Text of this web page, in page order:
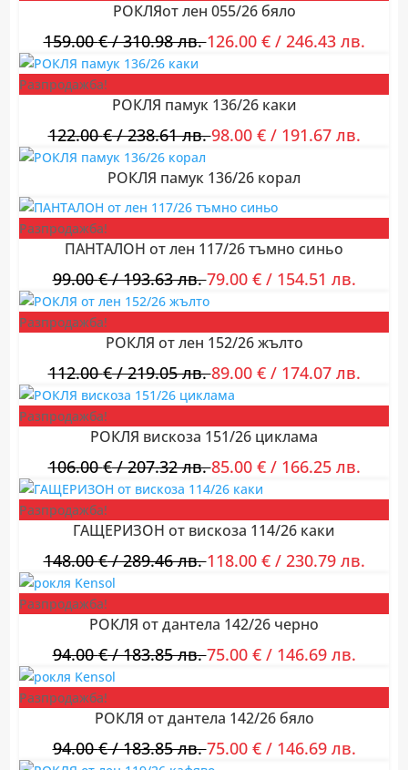
РОКЛЯот лен 055/26 бяло
159.00€/ 310.98 лв.126.00 €/ 246.43 лв.
Разпродажба!
РОКЛЯ памук 136/26 каки
122.00€/ 238.61 лв.98.00 €/ 191.67 лв.
РОКЛЯ памук 136/26 корал
Разпродажба!
ПАНТАЛОН от лен 117/26 тъмно синьо
99.00€/ 193.63 лв.79.00 €/ 154.51 лв.
Разпродажба!
РОКЛЯ от лен 152/26 жълто
112.00€/ 219.05 лв.89.00 €/ 174.07 лв.
Разпродажба!
РОКЛЯ вискоза 151/26 циклама
106.00€/ 207.32 лв.85.00 €/ 166.25 лв.
Разпродажба!
ГАЩЕРИЗОН от вискоза 114/26 каки
148.00€/ 289.46 лв.118.00 €/ 230.79 лв.
Разпродажба!
РОКЛЯ от дантела 142/26 черно
94.00€/ 183.85 лв.75.00 €/ 146.69 лв.
Разпродажба!
РОКЛЯ от дантела 142/26 бяло
94.00€/ 183.85 лв.75.00 €/ 146.69 лв.